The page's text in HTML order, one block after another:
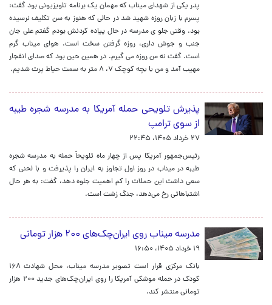
پدر یکی از شهدای میناب که مهمان یک برنامه تلویزیونی بود گفت:
پسرم با زبان روزه شهید شد در حالی که هنوز به سن تکلیف نرسیده
بود. وقتی جلو ی مدرسه در حال پیاده کردنش بودم گفتم علی جان
جنب و جوش داری، روزه گرفتن سخت است. هوای میناب گرم
است. گفت نه من روزه می گیرم. در همین حین بود که صدای انفجار
مهیب آمد و من با بچه کوچک ۷، ۸ متر به سمت حیاط پرت شدیم.
پذیرش تلویحی حمله آمریکا به مدرسه شجره طیبه
از سوی ترامپ
۲۷ خرداد ۱۴۰۵، ۲۲:۴۵
رئیس‌جمهور آمریکا پس از چهار ماه تلویحاً حمله به مدرسه شجره
طیبه در میناب در روز اول تجاوز به ایران را پذیرفت و با لحنی که
سعی داشت این حملات را کم اهمیت جلوه دهد، گفت: به هر حال
اشتباهاتی رخ می‌دهد، جنگ زشت است.
مدرسه میناب روی ایران‌چک‌های ۲۰۰ هزار تومانی
۱۹ خرداد ۱۴۰۵، ۱۶:۵۰
بانک مرکزی قرار است تصویر مدرسه میناب، محل شهادت ۱۶۸
کودک در حمله موشکی آمریکا را روی ایران‌چک‌های جدید ۲۰۰ هزار
تومانی منتشر کند.